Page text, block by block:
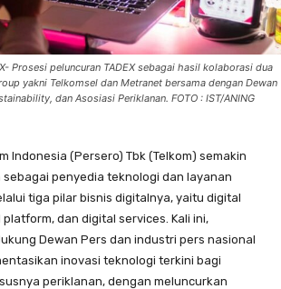
Prosesi peluncuran TADEX sebagai hasil kolaborasi dua
yakni Telkomsel dan Metranet bersama dengan Dewan
dan Asosiasi Periklanan. FOTO : IST/ANING
Indonesia (Persero) Tbk (Telkom) semakin
penyedia teknologi dan layanan
tiga pilar bisnis digitalnya, yaitu digital
dan digital services. Kali ini,
Dewan Pers dan industri pers nasional
inovasi teknologi terkini bagi
periklanan, dengan meluncurkan